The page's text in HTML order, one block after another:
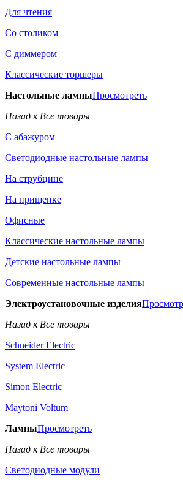
Для чтения
Со столиком
С диммером
Классические торшеры
Настольные лампыПросмотреть
Назад к Все товары
С абажуром
Светодиодные настольные лампы
На струбцине
На прищепке
Офисные
Классические настольные лампы
Детские настольные лампы
Современные настольные лампы
Электроустановочные изделия
Назад к Все товары
Schneider Electric
System Electric
Simon Electric
Maytoni Voltum
ЛампыПросмотреть
Назад к Все товары
Светодиодные модули